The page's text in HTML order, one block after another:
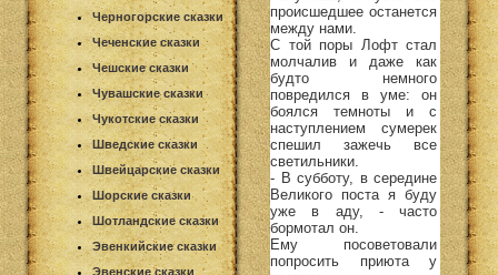
Черногорские сказки
Чеченские сказки
Чешские сказки
Чувашские сказки
Чукотские сказки
Шведские сказки
Швейцарские сказки
Шорские сказки
Шотландские сказки
Эвенкийские сказки
Эвенские сказки
происшедшее останется
между нами.
С той поры Лофт стал
молчалив и даже как
будто немного
повредился в уме: он
боялся темноты и с
наступлением сумерек
спешил зажечь все
светильники.
- В субботу, в середине
Великого поста я буду
уже в аду, - часто
бормотал он.
Ему посоветовали
попросить приюта у